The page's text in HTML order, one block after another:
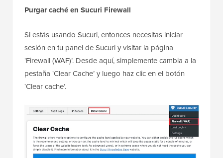
Purgar caché en Sucuri Firewall
Si estás usando Sucuri, entonces necesitas iniciar
sesión en tu panel de Sucuri y visitar la página
‘Firewall (WAF)’. Desde aquí, simplemente cambia a la
pestaña ‘Clear Cache’ y luego haz clic en el botón
‘Clear cache’.